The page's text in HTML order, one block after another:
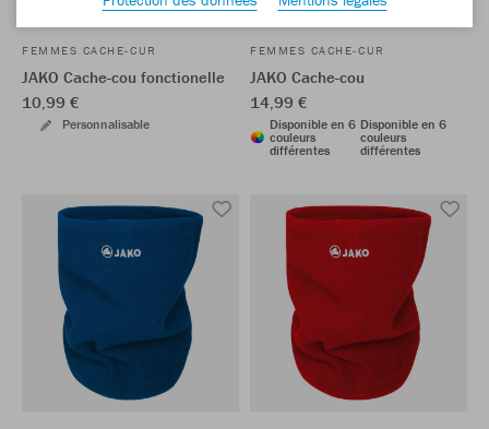
FEMMES CACHE-CUR
JAKO Cache-cou fonctionelle
10,99 €
Personnalisable
FEMMES CACHE-CUR
JAKO Cache-cou
14,99 €
Disponible en 6
couleurs
différentes
Disponible en 6
couleurs
différentes